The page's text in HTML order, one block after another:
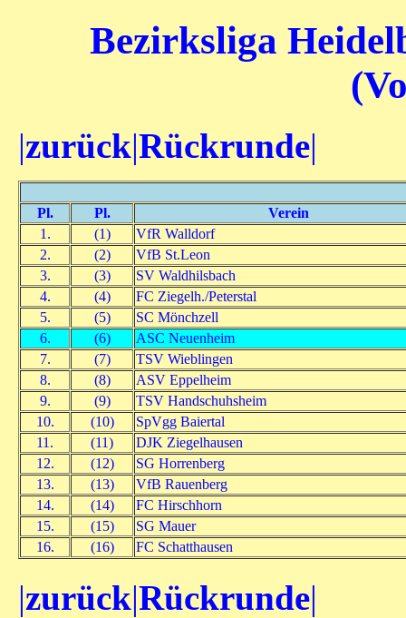
Bezirksliga
|zurück|Rückrunde|
Pl. Pl.
Verein
1.
(1)
VfR Walldorf
2.
(2)
VfB St.Leon
3.
(3)
SV Waldhilsbach
4.
(4)
FC Ziegelh./Peterstal
5.
(5)
SC Mönchzell
6.
(6)
ASC Neuenheim
7.
(7)
TSV Wieblingen
8.
(8)
ASV Eppelheim
9.
(9)
TSV Handschuhsheim
10.
(10)
SpVgg Baiertal
11.
(11)
DJK Ziegelhausen
12.
(12)
SG Horrenberg
13.
(13)
VfB Rauenberg
14.
(14)
FC Hirschhorn
15.
(15)
SG Mauer
16.
(16) FC Schatthausen
|zurück|Rückrunde|